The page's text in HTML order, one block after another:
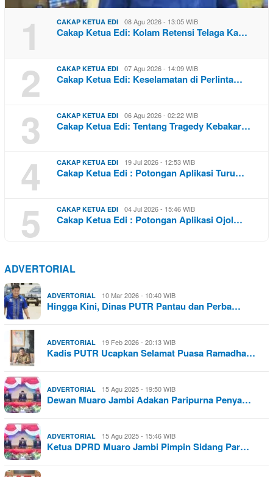
1 CAKAP KETUA EDI 08 Agu 2026 - 13:05 WIB
Cakap Ketua Edi: Kolam Retensi Telaga Ka…
2 CAKAP KETUA EDI 07 Agu 2026 - 14:09 WIB
Cakap Ketua Edi: Keselamatan di Perlinta…
3 CAKAP KETUA EDI 06 Agu 2026 - 02:22 WIB
Cakap Ketua Edi: Tentang Tragedy Kebakar…
4 CAKAP KETUA EDI 19 Jul 2026 - 12:53 WIB
Cakap Ketua Edi : Potongan Aplikasi Turu…
5 CAKAP KETUA EDI 04 Jul 2026 - 15:46 WIB
Cakap Ketua Edi : Potongan Aplikasi Ojol…
ADVERTORIAL
ADVERTORIAL 10 Mar 2026 - 10:40 WIB
Hingga Kini, Dinas PUTR Pantau dan Perba…
ADVERTORIAL 19 Feb 2026 - 20:13 WIB
Kadis PUTR Ucapkan Selamat Puasa Ramadha…
ADVERTORIAL 15 Agu 2025 - 19:50 WIB
Dewan Muaro Jambi Adakan Paripurna Penya…
ADVERTORIAL 15 Agu 2025 - 15:46 WIB
Ketua DPRD Muaro Jambi Pimpin Sidang Par…